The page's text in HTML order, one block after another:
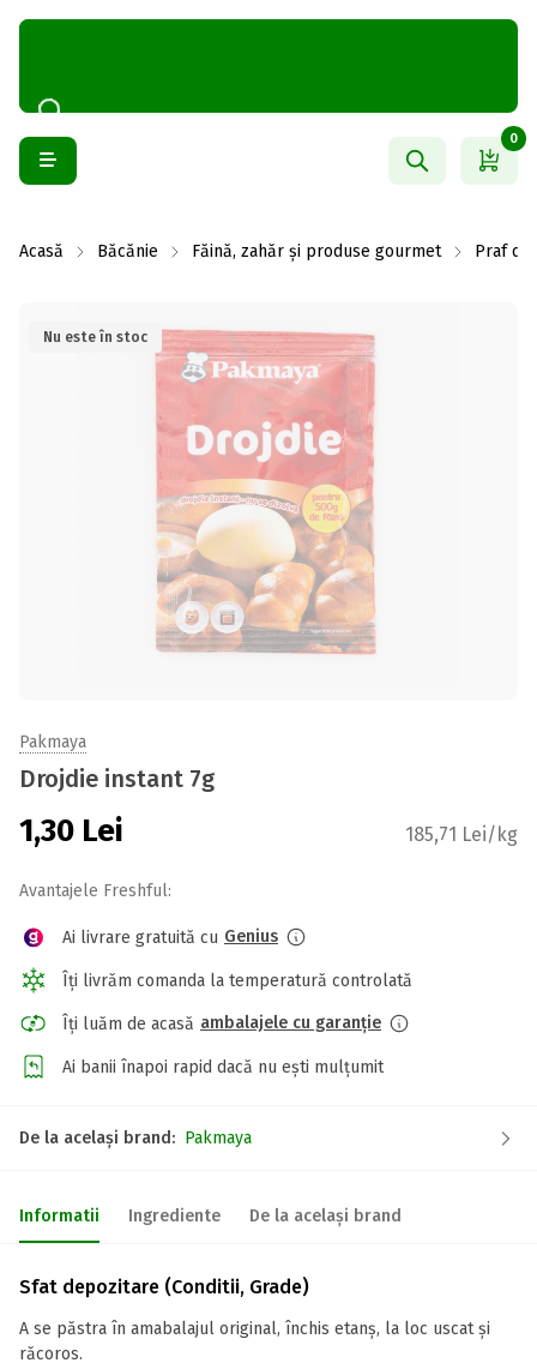
0
Acasă Băcănie Făină, zahăr și produse gourmet Praf de
Nu este în stoc
Pakmaya
Drojdie instant 7g
1,30 Lei 185,71 Lei/kg
Avantajele Freshful:
Ai livrare gratuită cu Genius
Îți livrăm comanda la temperatură controlată
Îți luăm de acasă ambalajele cu garanție
Ai banii înapoi rapid dacă nu ești mulțumit
De la același brand: Pakmaya
Informatii Ingrediente De la același brand
Sfat depozitare (Conditii, Grade)
A se păstra în amabalajul original, închis etanș, la loc uscat și
răcoros.